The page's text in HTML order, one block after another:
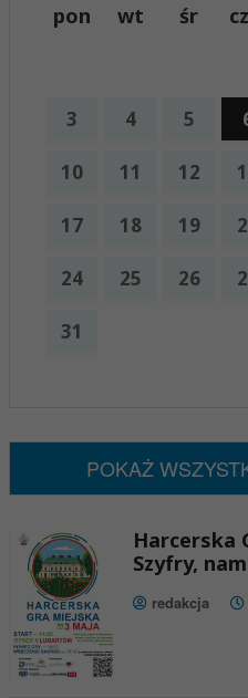
pon
wt śr
3 4 5
10 11 12
17 18 19
24 25 26
31
POKAŻ
Harcerska
Szyfry,
redakcja